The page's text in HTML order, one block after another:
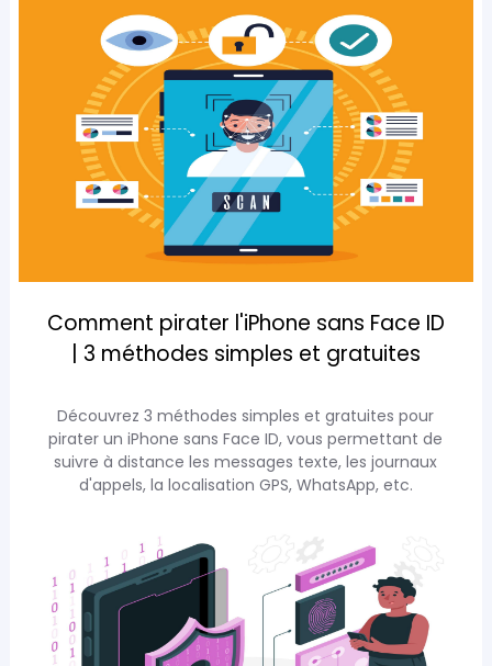
Comment pirater l'iPhone sans Face ID
| 3 méthodes simples et gratuites
Découvrez 3 méthodes simples et gratuites pour
pirater un iPhone sans Face ID, vous permettant de
suivre à distance les messages texte, les journaux
d'appels, la localisation GPS, WhatsApp, etc.